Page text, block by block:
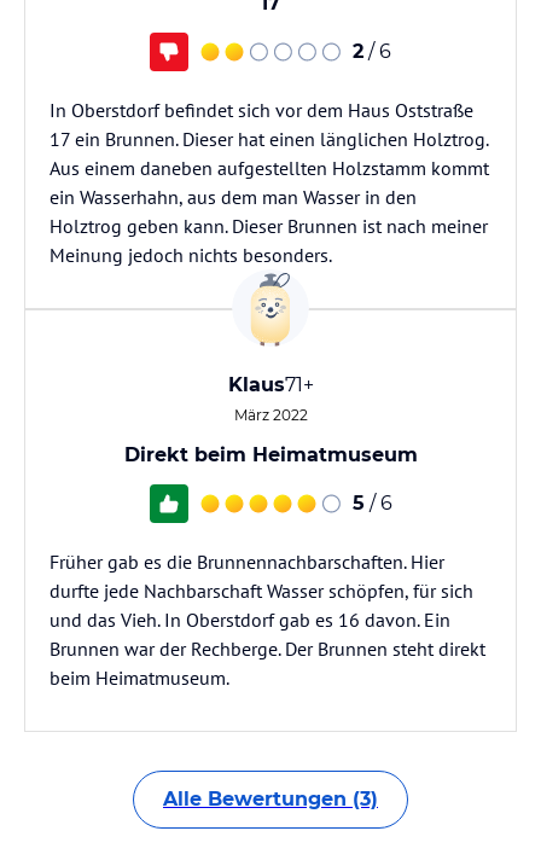
2 / 6
In Oberstdorf befindet sich vor dem Haus Oststraße
17 ein Brunnen. Dieser hat einen länglichen Holztrog.
Aus einem daneben aufgestellten Holzstamm kommt
ein Wasserhahn, aus dem man Wasser in den
Holztrog geben kann. Dieser Brunnen ist nach meiner
Meinung jedoch nichts besonders.
Klaus71+
März 2022
Direkt beim Heimatmuseum
5 / 6
Früher gab es die Brunnennachbarschaften. Hier
durfte jede Nachbarschaft Wasser schöpfen, für sich
und das Vieh. In Oberstdorf gab es 16 davon. Ein
Brunnen war der Rechberge. Der Brunnen steht direkt
beim Heimatmuseum.
Alle Bewertungen (3)